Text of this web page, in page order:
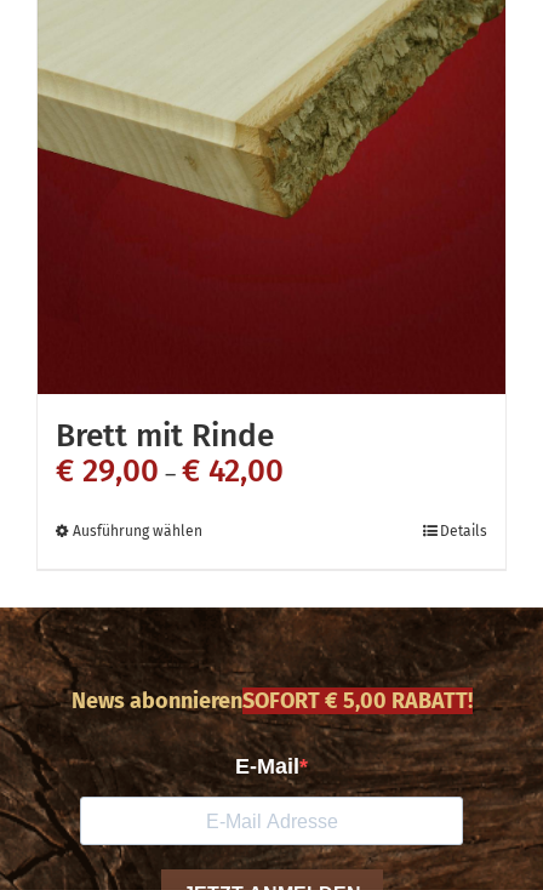
Brett mit Rinde
€ 29,00 – € 42,00
Ausführung wählen
weist
mehrere
Varianten
auf.
Die
Optionen
können
Details
News abonnierenSOFORT € 5,00 RABATT!